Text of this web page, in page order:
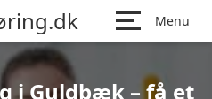
Menu
i Guldbæk – få et